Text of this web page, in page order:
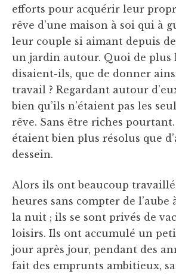
efforts pour acquérir leur
rêve d’une maison à soi qui à
leur couple si aimant depuis
un jardin autour. Quoi de plus
disaient-ils, que de donner
travail ? Regardant autour
bien qu’ils n’étaient pas les
rêve. Sans être riches pourtant.
étaient bien plus résolus que
dessein.
Alors ils ont beaucoup
heures sans compter de l’aube
la nuit ; ils se sont privés de
loisirs. Ils ont accumulé un
jour après jour, pendant des
fait des emprunts ambitieux,